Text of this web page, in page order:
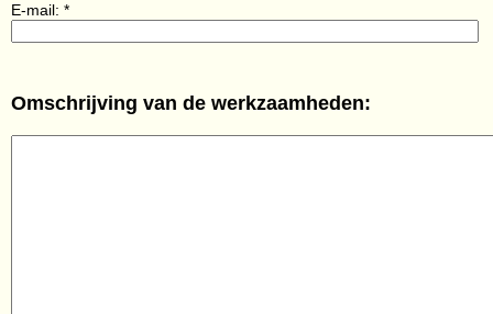
E-mail: *
Omschrijving van de werkzaamheden: